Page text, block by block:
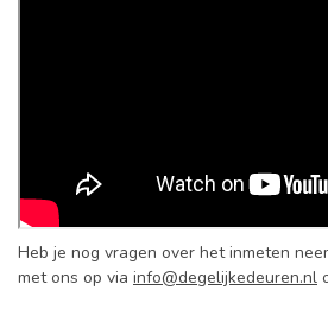
Heb je nog vragen over het inmeten
met ons op via info@degelijkedeuren.nl